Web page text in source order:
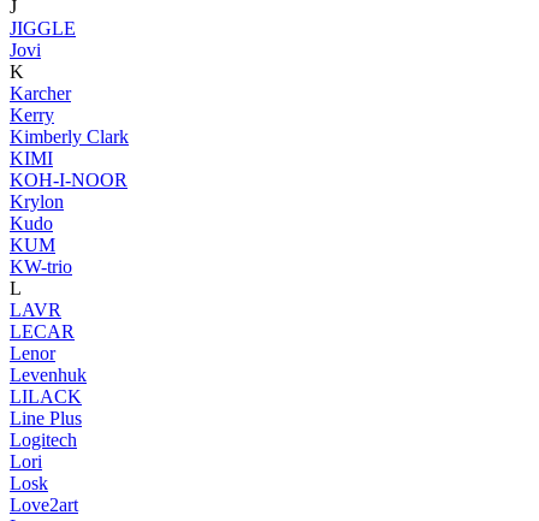
J
JIGGLE
Jovi
K
Karcher
Kerry
Kimberly Clark
KIMI
KOH-I-NOOR
Krylon
Kudo
KUM
KW-trio
L
LAVR
LECAR
Lenor
Levenhuk
LILACK
Line Plus
Logitech
Lori
Losk
Love2art